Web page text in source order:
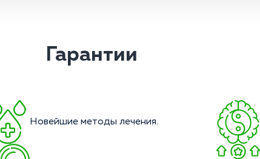
Гарантии
Новейшие методы лечения.